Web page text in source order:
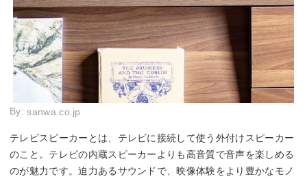
By: sanwa.co.jp
テレビスピーカーとは、テレビに接続して使う外付けスピーカー
のこと。テレビの内蔵スピーカーよりも高音質で音声を楽しめる
のが魅力です。迫力あるサウンドで、映像体験をより豊かなモノ